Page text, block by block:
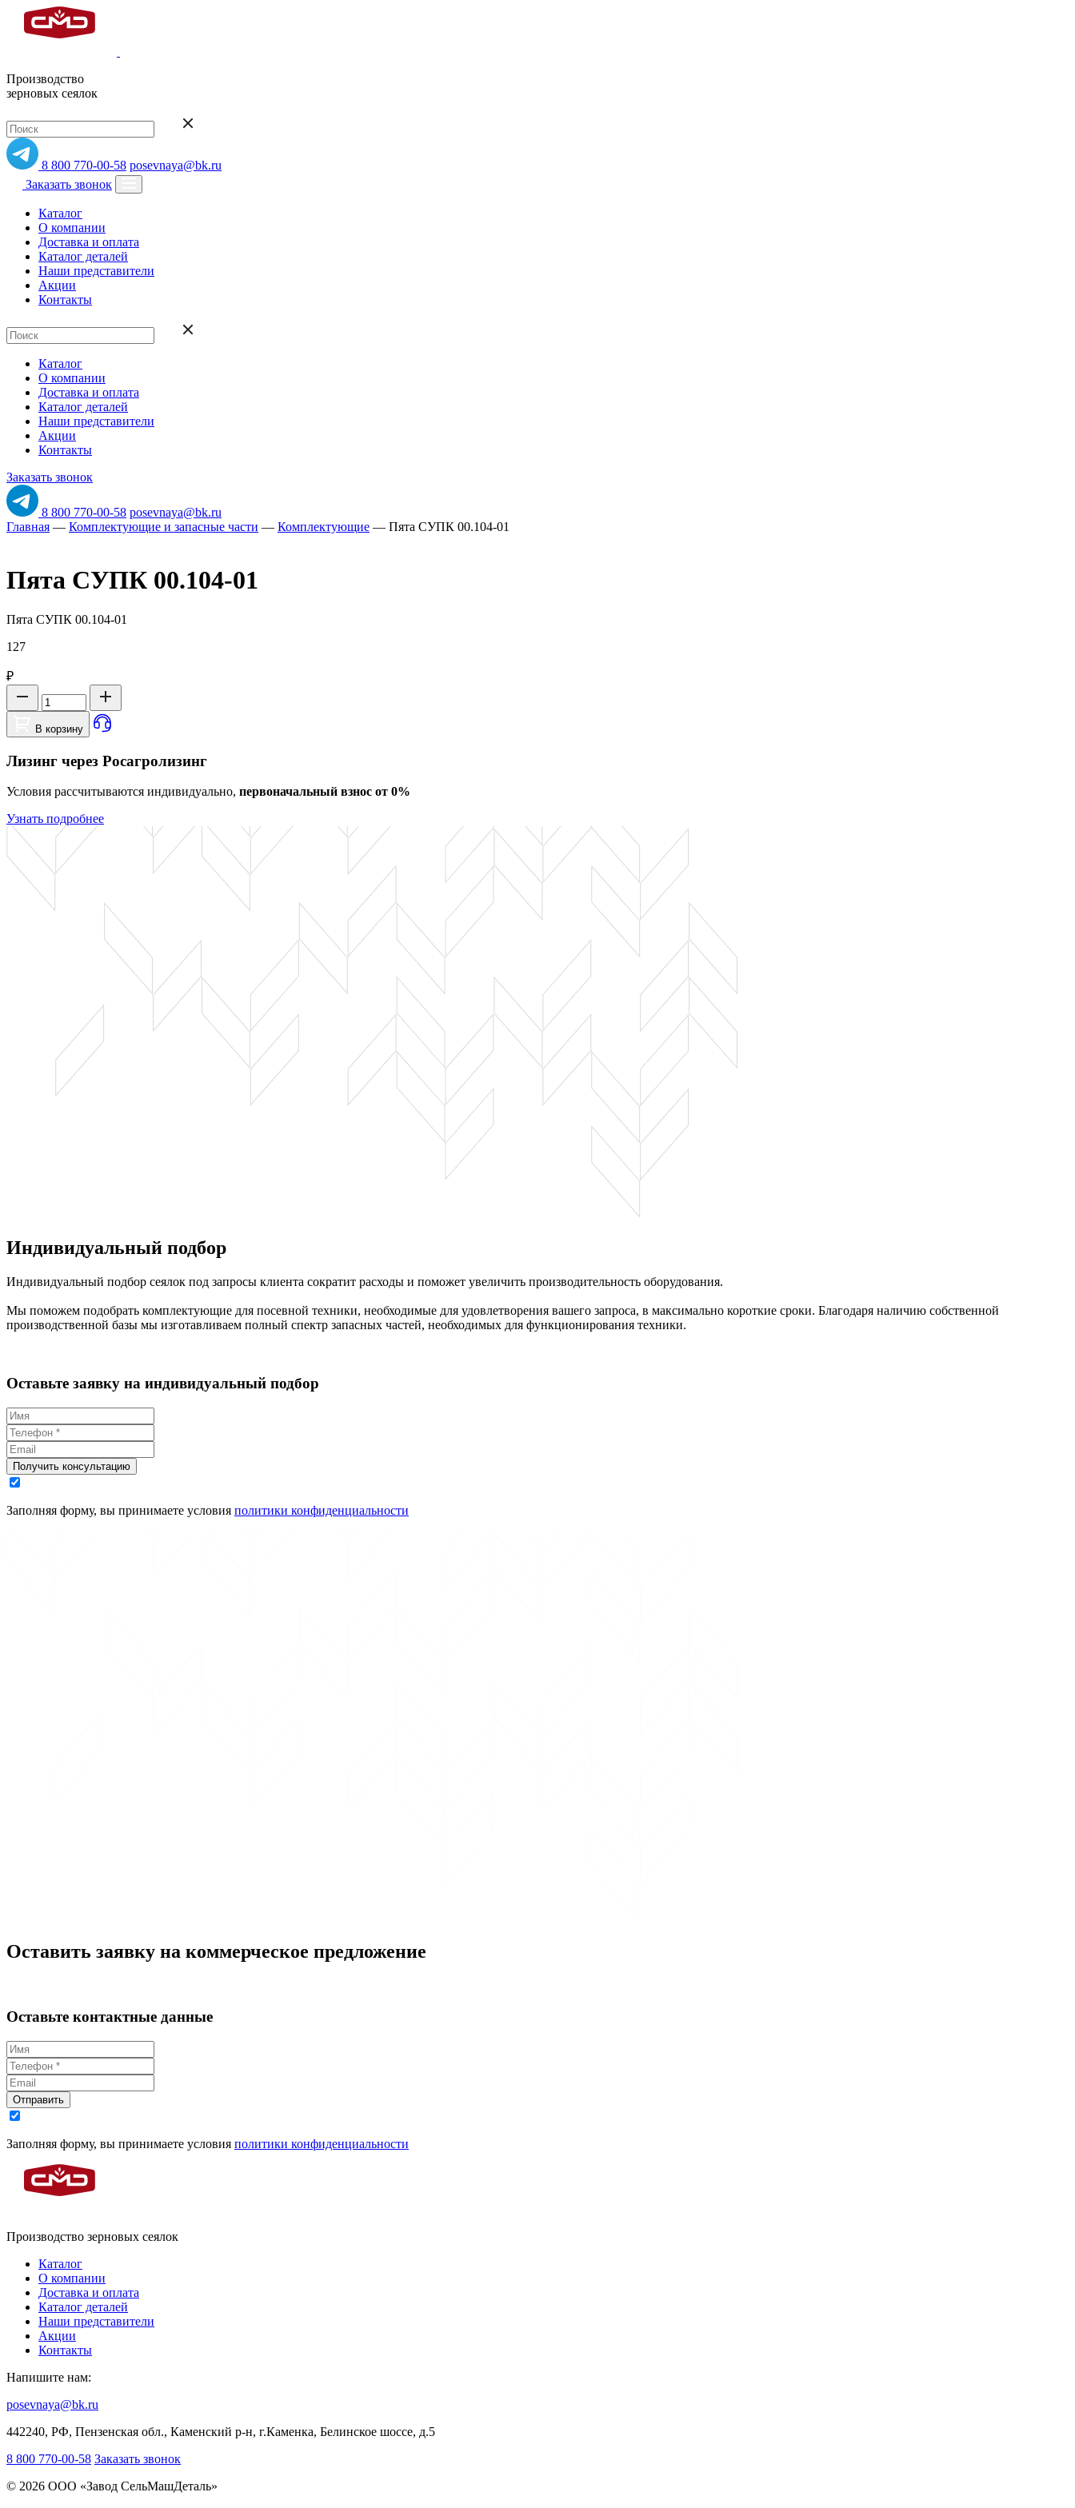
Производство
зерновых сеялок
8 800 770-00-58 posevnaya@bk.ru
Заказать звонок
Каталог
О компании
Доставка и оплата
Каталог деталей
Наши представители
Акции
Контакты
Каталог
О компании
Доставка и оплата
Каталог деталей
Наши представители
Акции
Контакты
Заказать звонок
8 800 770-00-58 posevnaya@bk.ru
Главная — Комплектующие и запасные части — Комплектующие — Пята СУПК 00.104-01
Пята СУПК 00.104-01
Пята СУПК 00.104-01
127
₽
В корзину
Лизинг через Росагролизинг
Условия рассчитываются индивидуально, первоначальный взнос от 0%
Узнать подробнее
Индивидуальный подбор
Индивидуальный подбор сеялок под запросы клиента сократит расходы и поможет увеличить производительность оборудования.
Мы поможем подобрать комплектующие для посевной техники, необходимые для удовлетворения вашего запроса, в максимально короткие сроки. Благодаря наличию собственной
производственной базы мы изготавливаем полный спектр запасных частей, необходимых для функционирования техники.
Оставьте заявку на индивидуальный подбор
Получить консультацию
Заполняя форму, вы принимаете условия политики конфиденциальности
Оставить заявку на коммерческое предложение
Оставьте контактные данные
Отправить
Заполняя форму, вы принимаете условия политики конфиденциальности
Производство зерновых сеялок
Каталог
О компании
Доставка и оплата
Каталог деталей
Наши представители
Акции
Контакты
Напишите нам:
posevnaya@bk.ru
442240, РФ, Пензенская обл., Каменский р-н, г.Каменка, Белинское шоссе, д.5
8 800 770-00-58 Заказать звонок
© 2026 ООО «Завод СельМашДеталь»